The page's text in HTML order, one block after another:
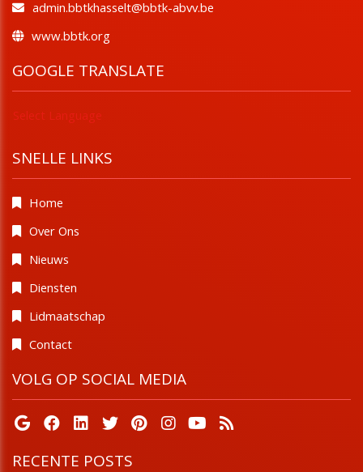
admin.bbtkhasselt@bbtk-abvv.be
www.bbtk.org
GOOGLE TRANSLATE
Select Language
SNELLE LINKS
Home
Over Ons
Nieuws
Diensten
Lidmaatschap
Contact
VOLG OP SOCIAL MEDIA
RECENTE POSTS